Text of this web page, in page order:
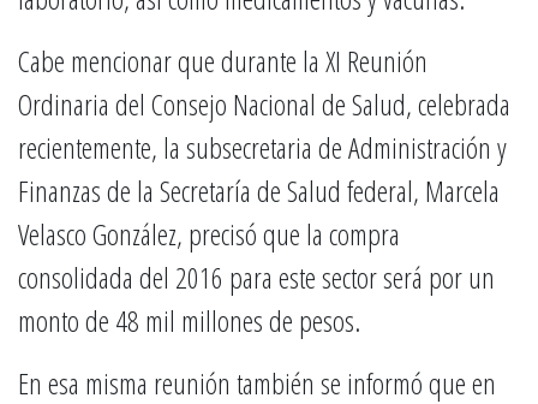
Cabe mencionar que durante la XI Reunión
Ordinaria del Consejo Nacional de Salud, celebrada
recientemente, la subsecretaria de Administración y
Finanzas de la Secretaría de Salud federal, Marcela
Velasco González, precisó que la compra
consolidada del 2016 para este sector será por un
monto de 48 mil millones de pesos.
En esa misma reunión también se informó que en